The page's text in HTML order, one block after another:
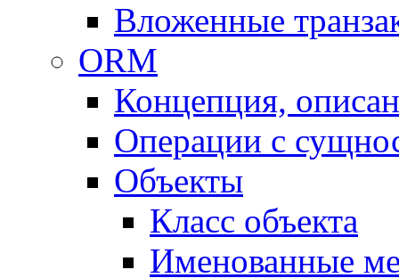
Вложенные
ORM
Концепция,
Операции с
Объекты
Класс объекта
Именованные